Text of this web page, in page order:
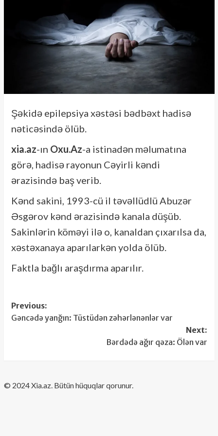
Şəkidə epilepsiya xəstəsi bədbəxt hadisə
nəticəsində ölüb.
xia.az-ın Oxu.Az-a istinadən məlumatına
görə, hadisə rayonun Cəyirli kəndi
ərazisində baş verib.
Kənd sakini, 1993-cü il təvəllüdlü Abuzər
Əsgərov kənd ərazisində kanala düşüb.
Sakinlərin köməyi ilə o, kanaldan çıxarılsa da,
xəstəxanaya aparılarkən yolda ölüb.
Faktla bağlı araşdırma aparılır.
Post
navigation
Previous:
Gəncədə yanğın: Tüstüdən zəhərlənənlər var
Next:
Bərdədə ağır qəza: Ölən var
​© 2024 Xia.az. Bütün hüquqlar qorunur.